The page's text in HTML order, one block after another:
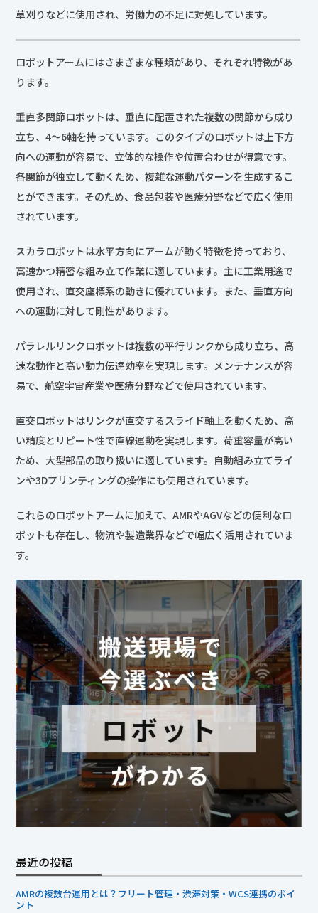
草刈りなどに使用され、労働力の不足に対処しています。
ロボットアームにはさまざまな種類があり、それぞれ特徴があ
ります。
垂直多関節ロボットは、垂直に配置された複数の関節から成り
立ち、4〜6軸を持っています。このタイプのロボットは上下方
向への運動が容易で、立体的な操作や位置合わせが得意です。
各関節が独立して動くため、複雑な運動パターンを生成するこ
とができます。そのため、食品包装や医療分野などで広く使用
されています。
スカラロボットは水平方向にアームが動く特徴を持っており、
高速かつ精密な組み立て作業に適しています。主に工業用途で
使用され、直交座標系の動きに優れています。また、垂直方向
への運動に対して剛性があります。
パラレルリンクロボットは複数の平行リンクから成り立ち、高
速な動作と高い動力伝達効率を実現します。メンテナンスが容
易で、航空宇宙産業や医療分野などで使用されています。
直交ロボットはリンクが直交するスライド軸上を動くため、高
い精度とリピート性で直線運動を実現します。荷重容量が高い
ため、大型部品の取り扱いに適しています。自動組み立てライ
ンや3Dプリンティングの操作にも使用されています。
これらのロボットアームに加えて、AMRやAGVなどの便利なロ
ボットも存在し、物流や製造業界などで幅広く活用されていま
す。
最近の投稿
AMRの複数台運用とは？フリート管理・渋滞対策・WCS連携のポイ
ント